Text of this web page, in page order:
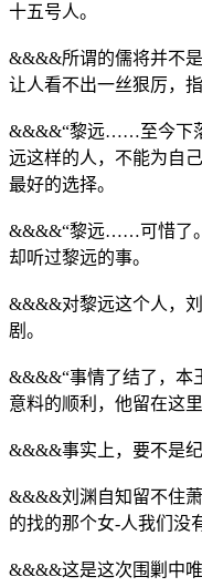
十五号人。
&&&&所谓的儒将并不
让人看不出一丝狠厉，
&&&&“黎远……至今下
远这样的人，不能为自
最好的选择。
&&&&“黎远……可惜了
却听过黎远的事。
&&&&对黎远这个人，
剧。
&&&&“事情了结了，本
意料的顺利，他留在这
&&&&事实上，要不是
&&&&刘渊自知留不住
的找的那个女-人我们没
&&&&这是这次围剿中